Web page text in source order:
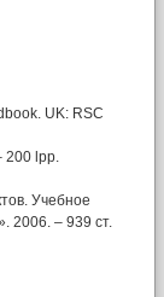
UK: RSC
200 lpp.
Учебное
2006. – 939 ст.